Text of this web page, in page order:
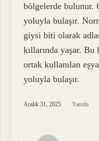
bölgelerde bulunur.
yoluyla bulaşır.
giysi biti olarak
kıllarında yaşar.
ortak kullanılan
yoluyla bulaşır.
Aralık 31, 2025 Yanıtla